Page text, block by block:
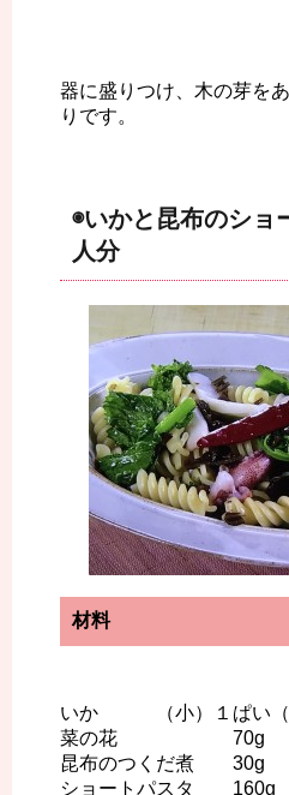
器に盛りつけ、木の芽を
りです。
◉いかと昆布のシ
人分
材料
いか （小）１ぱい（
菜の花 70g
昆布のつくだ煮 30g
ショートパスタ 160g